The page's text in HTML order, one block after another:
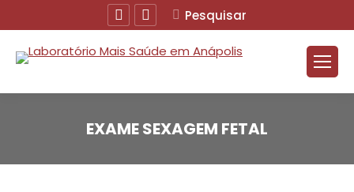
FacebookInstagramBuscar
Pesquisar
EXAME SEXAGEM FETAL